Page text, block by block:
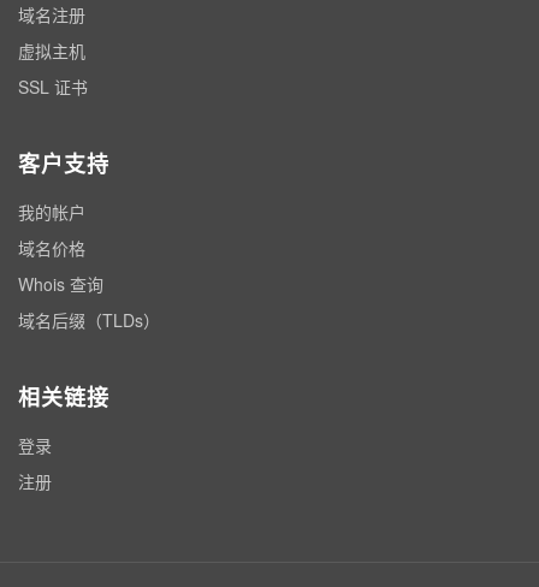
域名注册
虚拟主机
SSL 证书
客户支持
我的帐户
域名价格
Whois 查询
域名后缀（TLDs）
相关链接
登录
注册